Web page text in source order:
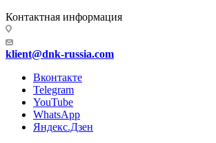
Контактная информация
klient@dnk-russia.com
Вконтакте
Telegram
YouTube
WhatsApp
Яндекс.Дзен